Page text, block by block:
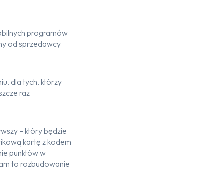
programów
od sprzedawcy
dla tych, którzy
raz
– który będzie
kartę z kodem
punktów w
to rozbudowanie